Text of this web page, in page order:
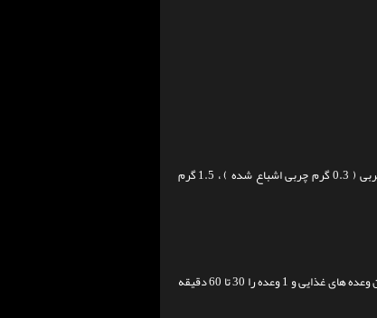
1 پیمانه از این مکمل را ( 30 گرم ) با 300 میلی لیتر آب ، شیر یا آب میوه مخلوط کنید . 1 وعده بین وعده های غذایی و 1 وعده را 30 تا 60 دقیقه